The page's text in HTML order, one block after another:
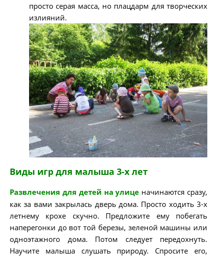
просто серая масса, но плацдарм для творческих
излияний.
Виды игр для малыша 3-х лет
Развлечения для детей на улице начинаются сразу,
как за вами закрылась дверь дома. Просто ходить 3-х
летнему крохе скучно. Предложите ему побегать
наперегонки до вот той березы, зеленой машины или
одноэтажного дома. Потом следует передохнуть.
Научите малыша слушать природу. Спросите его,